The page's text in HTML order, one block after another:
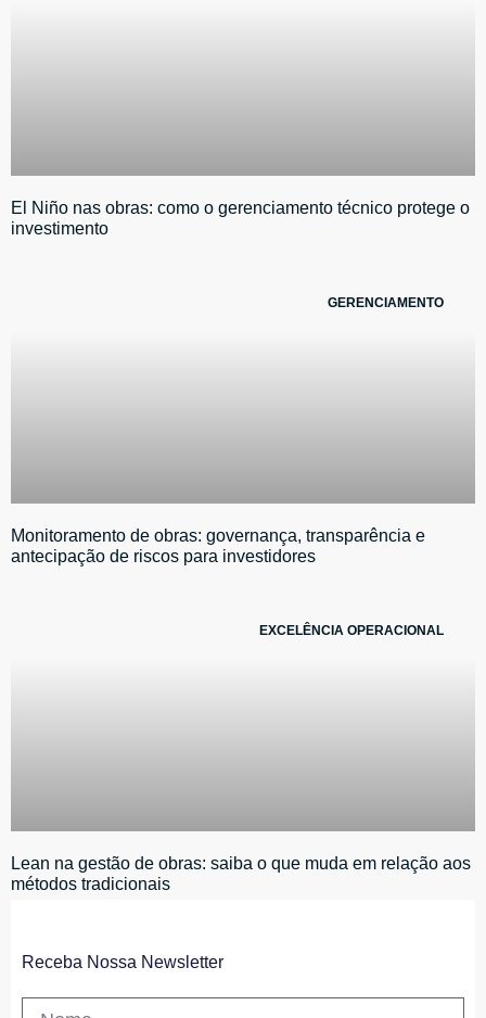
El Niño nas obras: como o gerenciamento técnico protege o
investimento
GERENCIAMENTO
Monitoramento de obras: governança, transparência e
antecipação de riscos para investidores
EXCELÊNCIA OPERACIONAL
Lean na gestão de obras: saiba o que muda em relação aos
métodos tradicionais
Receba Nossa Newsletter